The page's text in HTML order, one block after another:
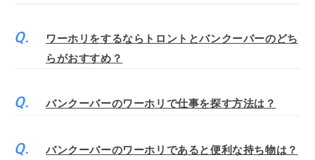
ワーホリをするならトロントとバンクーバーのどち
らがおすすめ？
バンクーバーのワーホリで仕事を探す方法は？
バンクーバーのワーホリであると便利な持ち物は？